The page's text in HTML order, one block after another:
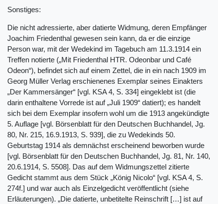
Sonstiges:
Die nicht adressierte, aber datierte Widmung, deren Empfänger
Joachim Friedenthal gewesen sein kann, da er die einzige
Person war, mit der Wedekind im Tagebuch am 11.3.1914 ein
Treffen notierte („Mit Friedenthal HTR. Odeonbar und Café
Odeon“), befindet sich auf einem Zettel, die in ein nach 1909 im
Georg Müller Verlag erschienenes Exemplar seines Einakters
„Der Kammersänger“ [vgl. KSA 4, S. 334] eingeklebt ist (die
darin enthaltene Vorrede ist auf „Juli 1909“ datiert); es handelt
sich bei dem Exemplar insofern wohl um die 1913 angekündigte
5. Auflage [vgl. Börsenblatt für den Deutschen Buchhandel, Jg.
80, Nr. 215, 16.9.1913, S. 939], die zu Wedekinds 50.
Geburtstag 1914 als demnächst erscheinend beworben wurde
[vgl. Börsenblatt für den Deutschen Buchhandel, Jg. 81, Nr. 140,
20.6.1914, S. 5508]. Das auf dem Widmungszettel zitierte
Gedicht stammt aus dem Stück „König Nicolo“ [vgl. KSA 4, S.
274f.] und war auch als Einzelgedicht veröffentlicht (siehe
Erläuterungen). „Die datierte, unbetitelte Reinschrift […] ist auf